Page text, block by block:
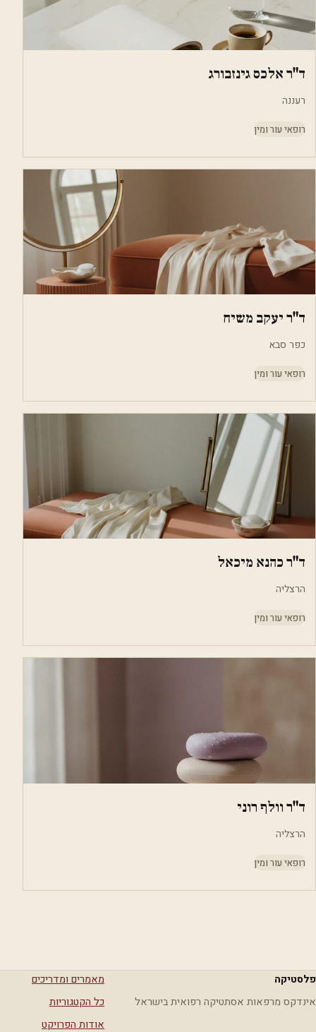
ד"ר אלכס גינזבורג
רעננה
רופאי עור ומין
ד"ר יעקב משיח
כפר סבא
רופאי עור ומין
ד"ר כהנא מיכאל
הרצליה
רופאי עור ומין
ד"ר וולף רוני
הרצליה
רופאי עור ומין
פלסטיקה
אינדקס מרפאות אסתטיקה רפואית בישראל
מאמרים ומדריכים
כל הקטגוריות
אודות הפרויקט